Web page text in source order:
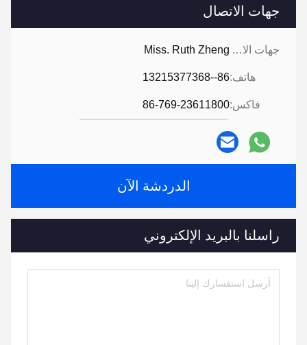
جهات الاتصال
جهات الاتصال: Miss. Ruth Zheng
هاتف:86--13215377368
فاكس:86-769-23611800
الدردشة الآن
راسلنا بالبريد الإلكتروني